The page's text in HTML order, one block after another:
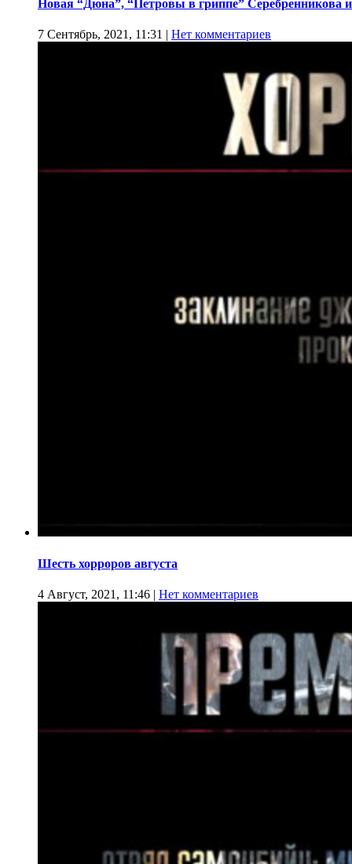
Новая “Дюна”, “Петровы в гриппе” Серебренникова
7 Сентябрь, 2021, 11:31 | Нет комментариев
Шесть хорроров августа
4 Август, 2021, 11:46 | Нет комментариев